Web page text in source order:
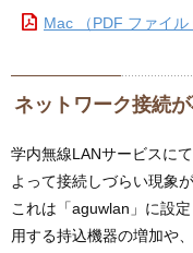
Mac （PDF ファイル
ネットワーク接続
学内無線LANサービスに
よって接続しづらい現象
これは「aguwlan」に設
用する持込機器の増加や